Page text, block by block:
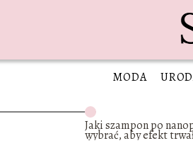
MODA
Jaki szampon po
wybrać, aby efekt
dłużej?